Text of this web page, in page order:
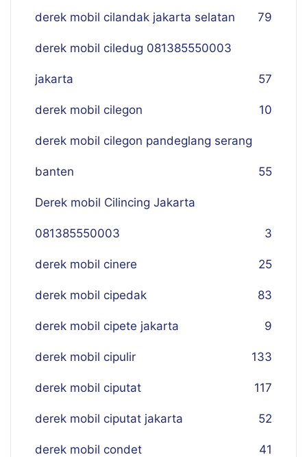
derek mobil cilandak jakarta selatan 79
derek mobil ciledug 081385550003
jakarta 57
derek mobil cilegon 10
derek mobil cilegon pandeglang serang
banten 55
Derek mobil Cilincing Jakarta
081385550003 3
derek mobil cinere 25
derek mobil cipedak 83
derek mobil cipete jakarta 9
derek mobil cipulir 133
derek mobil ciputat 117
derek mobil ciputat jakarta 52
derek mobil condet 41